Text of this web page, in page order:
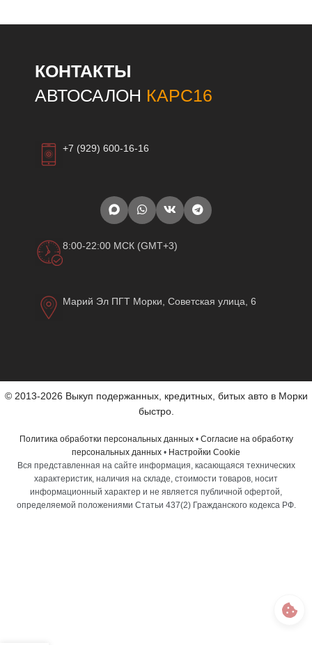
КОНТАКТЫ
АВТОСАЛОН КАРС16
+7 (929) 600-16-16
8:00-22:00 МСК (GMT+3)
Марий Эл ПГТ Морки, Советская улица, 6
© 2013-2026 Выкуп подержанных, кредитных, битых авто в Морки
быстро.
Политика обработки персональных данных• Согласие на обработку
персональных данных • Настройки Cookie
Вся представленная на сайте информация, касающаяся технических
характеристик, наличия на складе, стоимости товаров, носит
информационный характер и не является публичной офертой,
определяемой положениями Статьи 437(2) Гражданского кодекса РФ.